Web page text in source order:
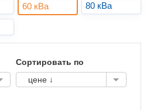
60 кВа 80 кВа
Сортировать по
цене ↓